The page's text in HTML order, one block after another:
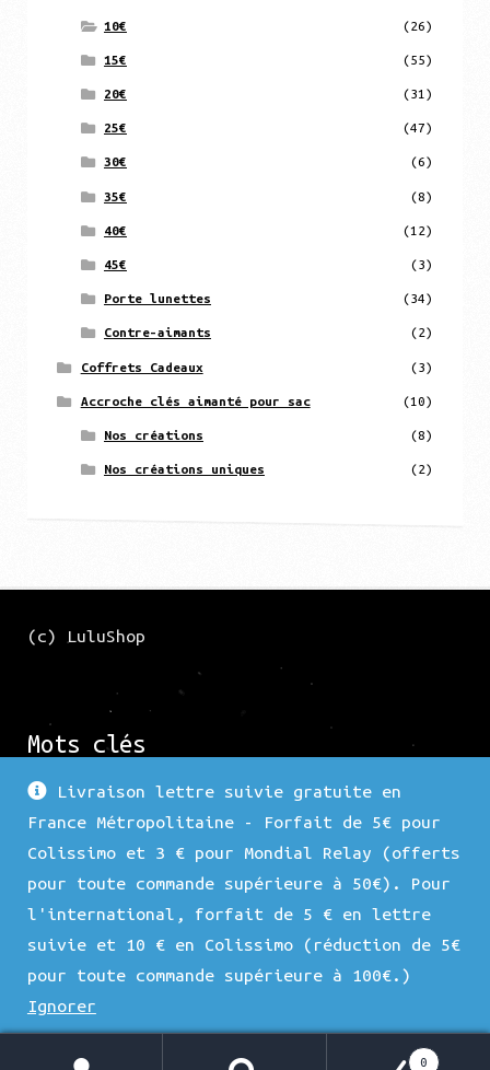
Livraison lettre suivie gratuite en
France Métropolitaine - Forfait de 5€ pour
Colissimo et 3 € pour Mondial Relay (offerts
pour toute commande supérieure à 50€). Pour
l'international, forfait de 5 € en lettre
suivie et 10 € en Colissimo (réduction de 5€
pour toute commande supérieure à 100€.)
Ignorer
10€ (26)
15€ (55)
20€ (31)
25€ (47)
30€ (6)
35€ (8)
40€ (12)
45€ (3)
Porte lunettes (34)
Contre-aimants (2)
Coffrets Cadeaux (3)
Accroche clés aimanté pour sac (10)
Nos créations (8)
Nos créations uniques (2)
(c) LuluShop
Mots clés
Nacre Porte Lunette Duo Doré
Superposition Force 3 Animaux Coeur Hématite
Chat Sac Force 2 Carré Strass
0